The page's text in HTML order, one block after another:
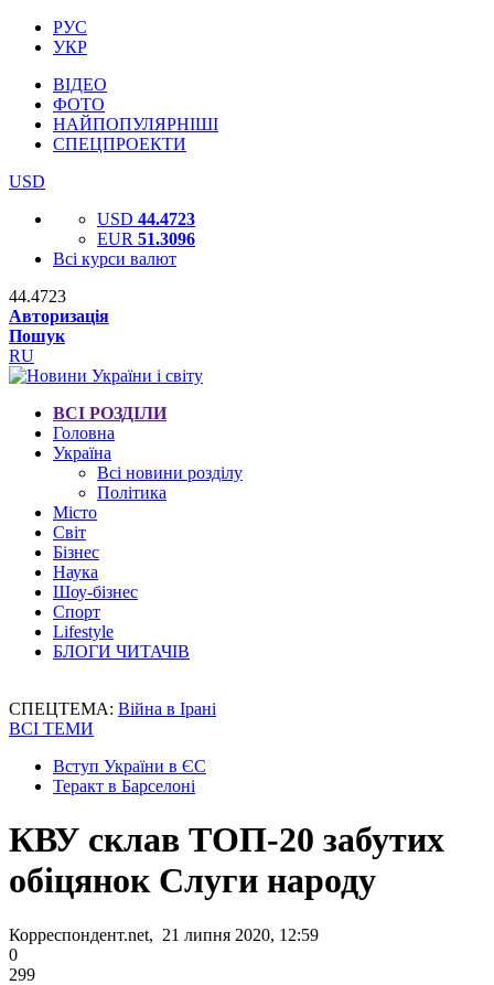
РУС
УКР
ВІДЕО
ФОТО
НАЙПОПУЛЯРНІШІ
СПЕЦПРОЕКТИ
USD
USD 44.4723
EUR 51.3096
Всі курси валют
44.4723
Авторизація
Пошук
RU
ВСІ РОЗДІЛИ
Головна
Україна
Всі новини розділу
Політика
Місто
Світ
Бізнес
Наука
Шоу-бізнес
Спорт
Lifestyle
БЛОГИ ЧИТАЧІВ
СПЕЦТЕМА: Війна в Ірані
ВСІ ТЕМИ
Вступ України в ЄС
Теракт в Барселоні
КВУ склав ТОП-20 забутих
обіцянок Слуги народу
Корреспондент.net, 21 липня 2020, 12:59
0
299